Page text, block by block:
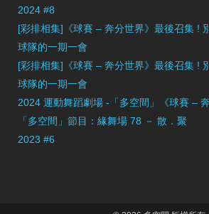
2024 #8
[彩排相集]《球賽 – 奔分世界》最後召集 !
球隊的一期一會
[彩排相集]《球賽 – 奔分世界》最後召集 !
球隊的一期一會
2024 運動舞蹈劇場 -「多空間」《球賽 – 奔
「多空間」節目：緣舞場 78 － 散．聚
2023 #6